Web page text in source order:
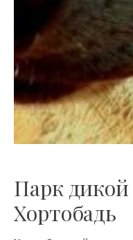
Парк
Хортобадь